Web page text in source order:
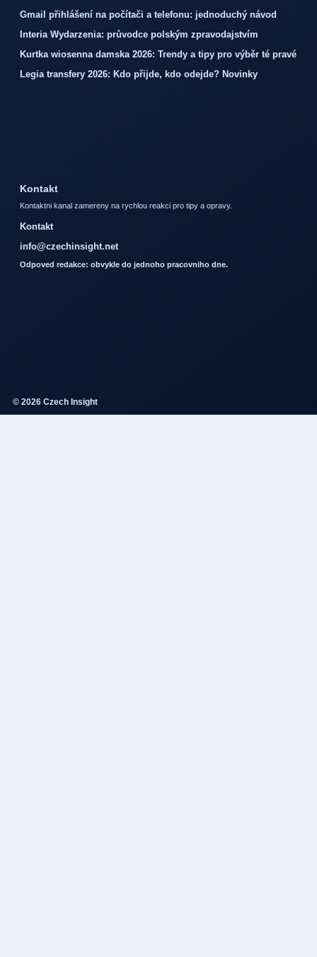
Gmail přihlášení na počítači a telefonu: jednoduchý návod
Interia Wydarzenia: průvodce polským zpravodajstvím
Kurtka wiosenna damska 2026: Trendy a tipy pro výběr té pravé
Legia transfery 2026: Kdo přijde, kdo odejde? Novinky
Kontakt
Kontaktni kanal zamereny na rychlou reakci pro tipy a opravy.
Kontakt
info@czechinsight.net
Odpoved redakce: obvykle do jednoho pracovniho dne.
© 2026 Czech Insight